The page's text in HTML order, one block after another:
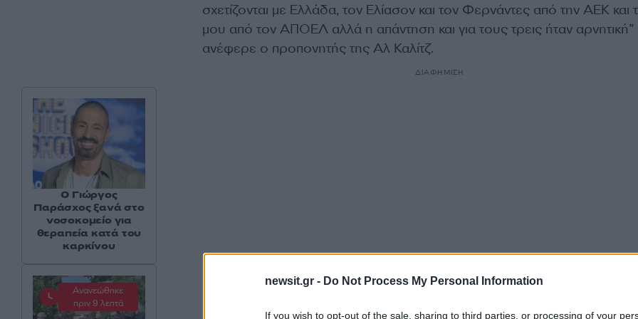
newsit.gr - Do Not Process My Personal Information
If you wish to opt-out of the sale, sharing to third parties, or processing of your
σχετίζονται με Ελλάδα, τον Ελίασον και τον Φερνάντες από την ΑΕΚ και
μου από τον ΑΠΟΕΛ αλλά η απάντηση και για τους τρεις ήταν αρνητική”
ανέφερε ο προπονητής της Αλ Καλίτζ.
ΔΙΑΦΗΜΙΣΗ
O Γιώργος
Παράσχος ξανά στο
νοσοκομείο για
θεραπεία κατά του
καρκίνου
Ανανεώθηκε
πριν 9 λεπτά